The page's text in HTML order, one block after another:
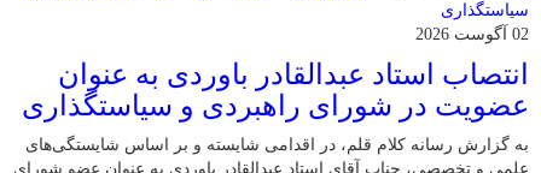
02 آگوست 2026
انتصاب استاد عبدالقادر باوردی به عنوان
عضویت در شورای راهبردی و سیاستگذاری
به گزارش رسانه کلام قلم، در اقدامی شایسته و بر اساس شایستگی‌های
علمی و تخصصی، جناب آقای استاد عبدالقادر باوردی به عنوان عضو شورای